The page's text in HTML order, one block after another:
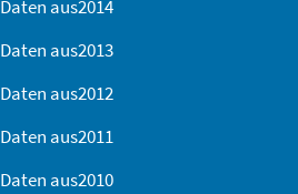
Daten aus2014
Daten aus2013
Daten aus2012
Daten aus2011
Daten aus2010